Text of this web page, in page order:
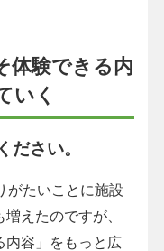
体験できる内
いく
さい。
がたいことに施設
えたのですが、
内容」をもっと広